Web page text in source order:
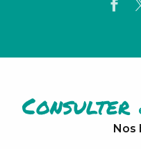
Consulter
Nos